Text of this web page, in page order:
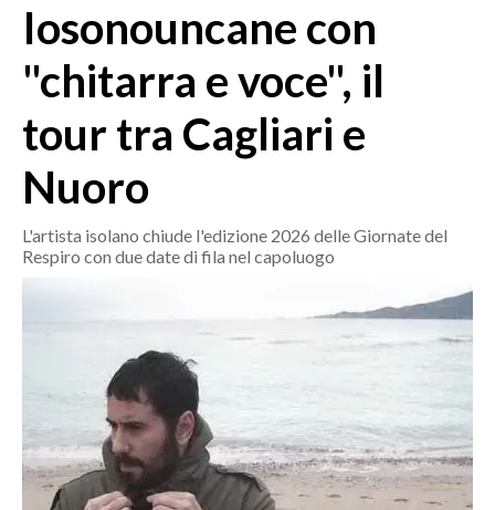
MEDIO CAMPIDANO
ORISTANO E PROVINCIA
GALLURA
NUORO E PROVINCIA
OGLIASTRA
AGENDA
ECONOMIA
Iosonouncane con
"chitarra e voce", il
tour tra Cagliari e
Nuoro
L'artista isolano chiude l'edizione 2026 delle Giornate del
Respiro con due date di fila nel capoluogo